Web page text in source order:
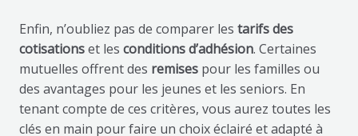
Enfin, n’oubliez pas de comparer les tarifs des
cotisationset les conditions d’adhésion. Certaines
mutuelles offrent des remisespour les familles ou
des avantages pour les jeunes et les seniors. En
tenant compte de ces critères, vous aurez toutes les
clés en main pour faire un choix éclairé et adapté à